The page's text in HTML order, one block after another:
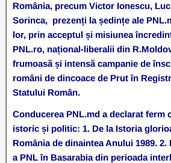
România, precum Victor Ionescu,
Sorinca, prezenți la ședințe ale
lor, prin acceptul și misiunea
PNL.ro, național-liberalii din
frumoasă și intensă campanie de
români de dincoace de Prut în
Statului Român.
Conducerea PNL.md a declarat ferm
istoric și politic: 1. De la Istoria
România de dinaintea Anului 1989.
a PNL în Basarabia din perioada